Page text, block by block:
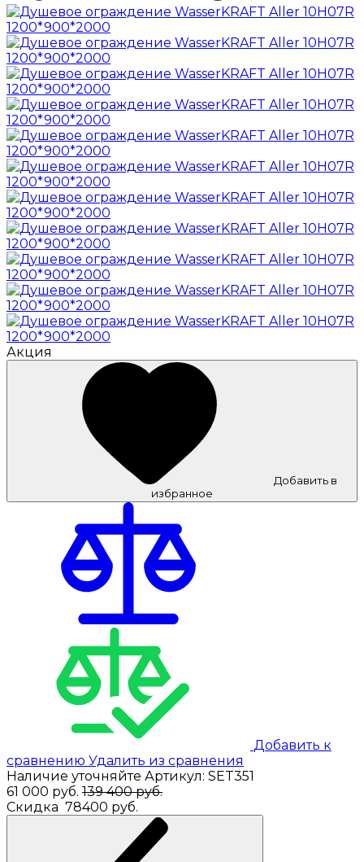
Акция
Добавить в
избранное
Добавить к
сравнению Удалить из сравнения
Наличие уточняйте Артикул: SET351
61 000 руб. 139 400 руб.
Скидка 78400 руб.